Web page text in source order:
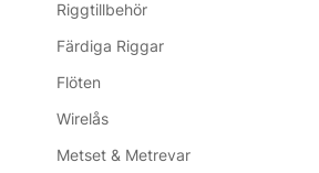
Riggtillbehör
Färdiga Riggar
Flöten
Wirelås
Metset & Metrevar